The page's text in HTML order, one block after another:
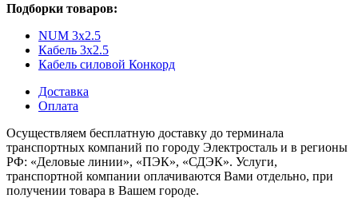
Подборки товаров:
NUM 3x2.5
Кабель 3x2.5
Кабель силовой Конкорд
Доставка
Оплата
Осуществляем бесплатную доставку до терминала
транспортных компаний по городу Электросталь и в регионы
РФ: «Деловые линии», «ПЭК», «СДЭК». Услуги,
транспортной компании оплачиваются Вами отдельно, при
получении товара в Вашем городе.